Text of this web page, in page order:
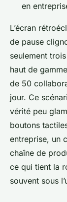
en
L’écran
de pause
seulement
haut de
de 50
jour. Ce
vérité peu
boutons
entreprise, un
chaîne de
ce qui tient la
souvent sous